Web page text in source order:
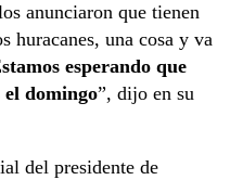
anunciaron que tienen
huracanes, una cosa y va
esperando que
el domingo”, dijo en su
del presidente de